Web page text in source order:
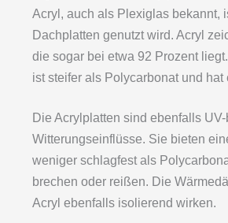
Acryl, auch als Plexiglas bekannt,
Dachplatten genutzt wird. Acryl
die sogar bei etwa 92 Prozent
ist steifer als Polycarbonat und
Die Acrylplatten sind ebenfalls
Witterungseinflüsse. Sie bieten
weniger schlagfest als
brechen oder reißen. Die
Acryl ebenfalls isolierend wirken.